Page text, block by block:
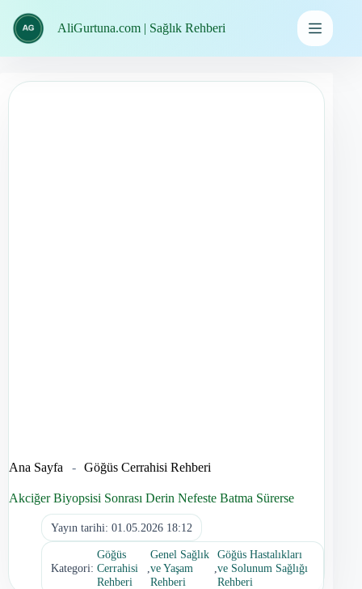
geç
AliGurtuna.com | Sağlık Rehberi
Ana Sayfa - Göğüs Cerrahisi Rehberi
Akciğer Biyopsisi Sonrası Derin Nefeste Batma Sürerse
Yayın tarihi: 01.05.2026 18:12
Kategori:
Göğüs
Cerrahisi
Rehberi
,
Genel Sağlık
ve Yaşam
Rehberi
,
Göğüs Hastalıkları
ve Solunum Sağlığı
Rehberi